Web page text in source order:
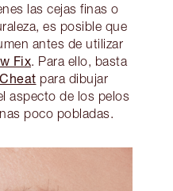
las cejas finas o
es posible que
antes de utilizar
Fix. Para ello, basta
para dibujar
aspecto de los pelos
poco pobladas.